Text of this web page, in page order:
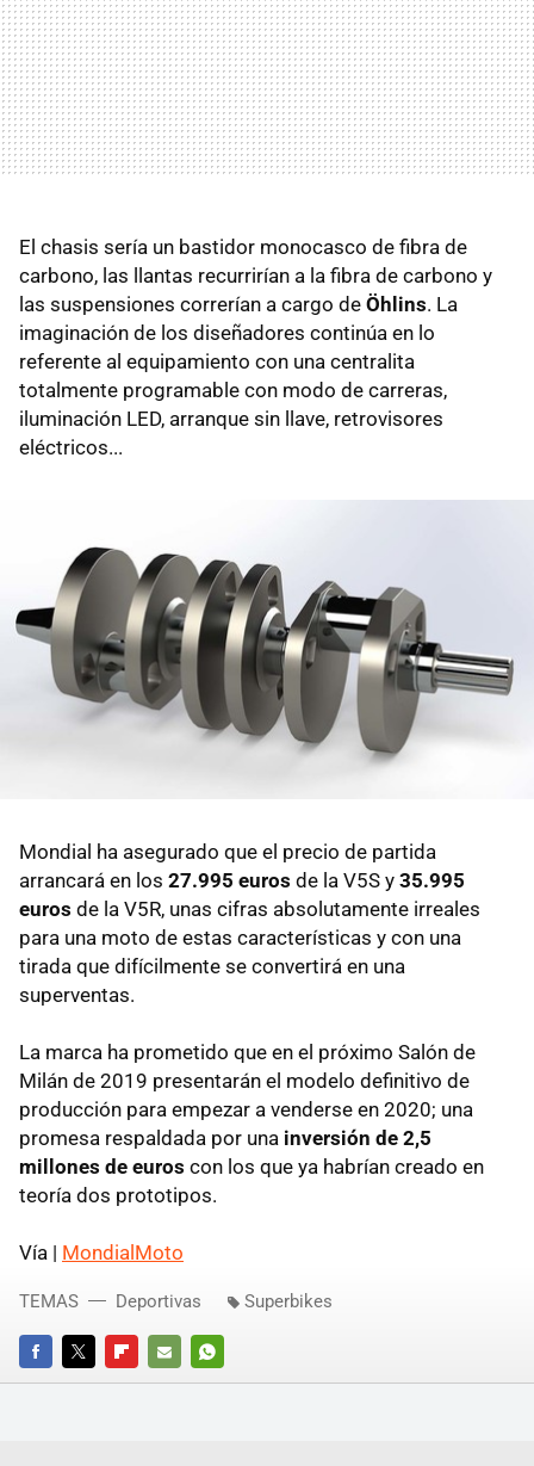
El chasis sería un bastidor monocasco de fibra de
carbono, las llantas recurrirían a la fibra de carbono y
las suspensiones correrían a cargo de Öhlins. La
imaginación de los diseñadores continúa en lo
referente al equipamiento con una centralita
totalmente programable con modo de carreras,
iluminación LED, arranque sin llave, retrovisores
eléctricos...
Mondial ha asegurado que el precio de partida
arrancará en los 27.995 euros de la V5S y 35.995
euros de la V5R, unas cifras absolutamente irreales
para una moto de estas características y con una
tirada que difícilmente se convertirá en una
superventas.
La marca ha prometido que en el próximo Salón de
Milán de 2019 presentarán el modelo definitivo de
producción para empezar a venderse en 2020; una
promesa respaldada por una inversión de 2,5
millones de euros con los que ya habrían creado en
teoría dos prototipos.
Vía | MondialMoto
FACEBOOKTWITTERFLIPBOARD
E-
WHATSAPP
TEMAS Deportivas Superbikes